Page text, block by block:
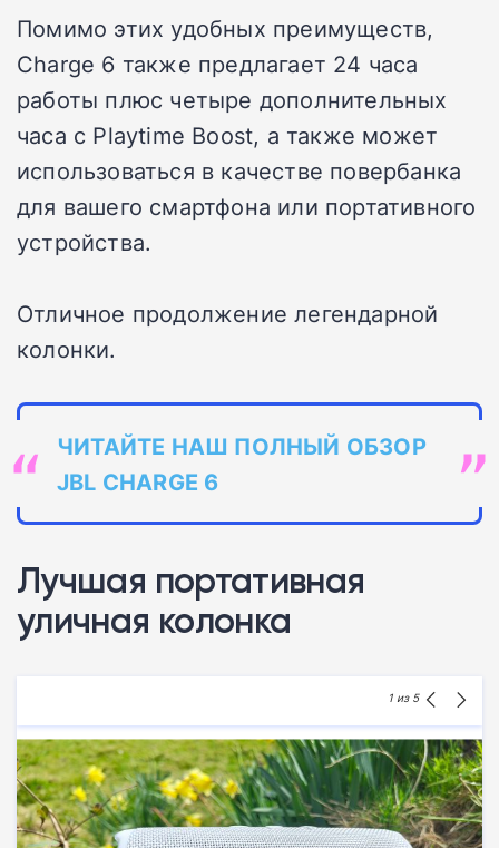
Помимо этих удобных преимуществ,
Charge 6 также предлагает 24 часа
работы плюс четыре дополнительных
часа с Playtime Boost, а также может
использоваться в качестве повербанка
для вашего смартфона или портативного
устройства.
Отличное продолжение легендарной
колонки.
ЧИТАЙТЕ НАШ ПОЛНЫЙ ОБЗОР
JBL CHARGE 6
Лучшая портативная
уличная колонка
1 из 5